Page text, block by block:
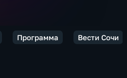
Программа Вести Сочи